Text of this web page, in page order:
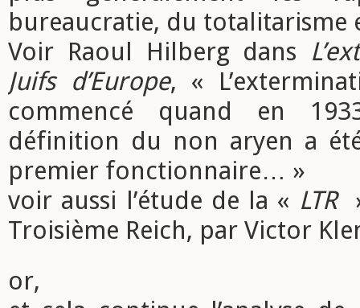
bureaucratie, du totalitarisme
Voir Raoul Hilberg dans
Juifs d’Europe, «
commencé quand en
définition du non aryen a
premier fonctionnaire… »
voir aussi l’étude de la « LTR
Troisième Reich, par Victor
or,